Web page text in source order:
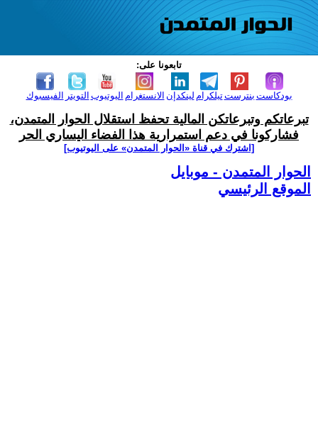
تابعونا على:
الفيسبوك التويتر اليوتيوب الانستغرام لينكدإن تيلكرامبنترست بودكاست
تبرعاتكم وتبرعاتكن المالية تحفظ استقلال الحوار المتمدن،
فشاركونا في دعم استمرارية هذا الفضاء اليساري الحر
[اشترك في قناة ‫«الحوار المتمدن» على اليوتيوب]
الحوار المتمدن - موبايل
الموقع الرئيسي